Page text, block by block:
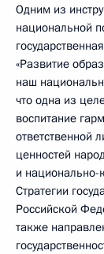
Одним из
национальной
«Развитие
наш
что одна из
воспитание
ответственной
ценностей
и национально-
Стратегии
Российской
также